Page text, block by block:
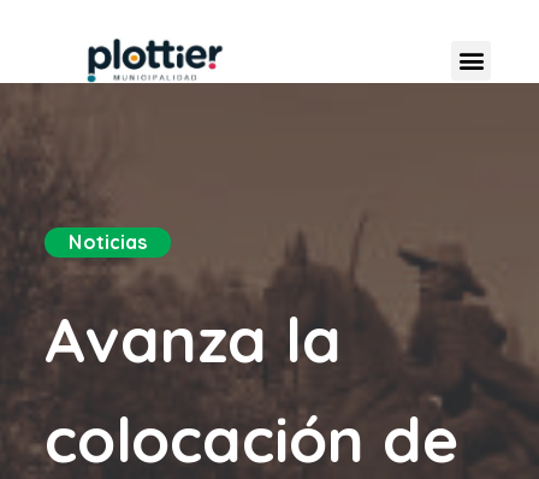
Noticias
Avanza la
colocación de